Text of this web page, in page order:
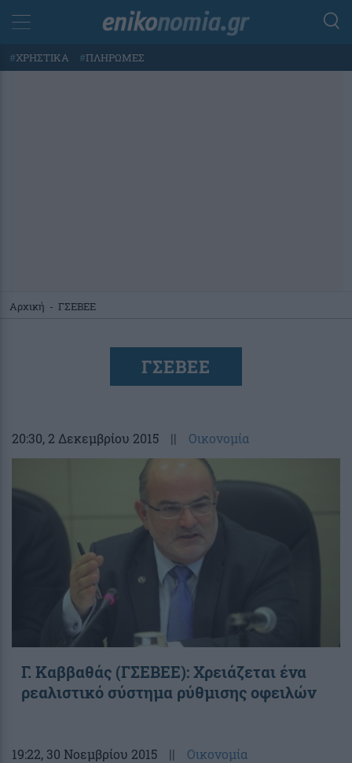
#ΧΡΗΣΤΙΚΑ #ΠΛΗΡΩΜΕΣ
Αρχική - ΓΣΕΒΕΕ
ΓΣΕΒΕΕ
20:30, 2 Δεκεμβρίου 2015 || Οικονομία
Γ. Καββαθάς (ΓΣΕΒΕΕ): Χρειάζεται ένα
ρεαλιστικό σύστημα ρύθμισης οφειλών
19:22, 30 Νοεμβρίου 2015 || Οικονομία